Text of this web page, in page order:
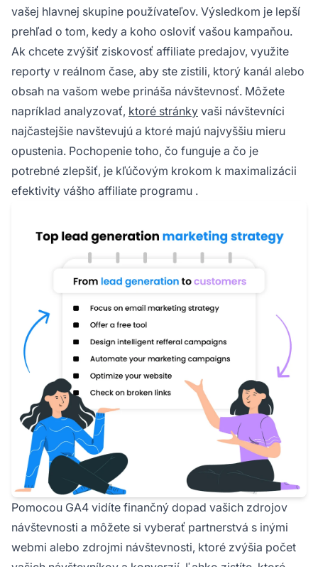
vašej hlavnej skupine používateľov. Výsledkom je lepší
prehľad o tom, kedy a koho osloviť vašou kampaňou.
Ak chcete zvýšiť ziskovosť affiliate predajov, využite
reporty v reálnom čase, aby ste zistili, ktorý kanál alebo
obsah na vašom webe prináša návštevnosť. Môžete
napríklad analyzovať, ktoré stránky vaši návštevníci
najčastejšie navštevujú a ktoré majú najvyššiu mieru
opustenia. Pochopenie toho, čo funguje a čo je
potrebné zlepšiť, je kľúčovým krokom k maximalizácii
efektivity vášho affiliate programu .
Pomocou GA4 vidíte finančný dopad vašich zdrojov
návštevnosti a môžete si vyberať partnerstvá s inými
webmi alebo zdrojmi návštevnosti, ktoré zvýšia počet